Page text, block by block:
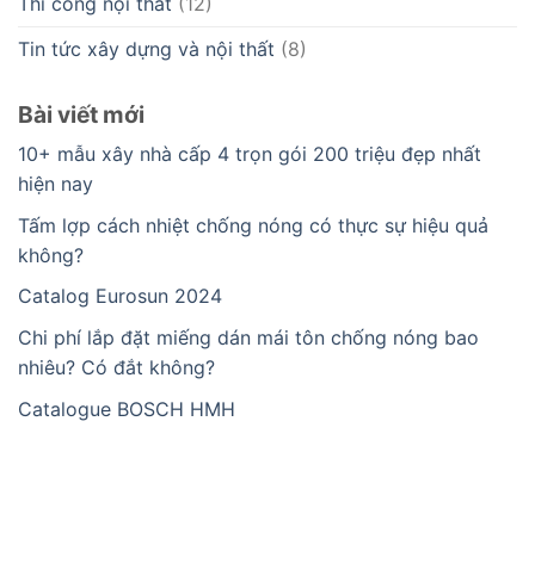
Tin tức xây dựng và nội thất (8)
Bài viết mới
10+ mẫu xây nhà cấp 4 trọn gói 200 triệu đẹp nhất
hiện nay
Tấm lợp cách nhiệt chống nóng có thực sự hiệu quả
không?
Catalog Eurosun 2024
Chi phí lắp đặt miếng dán mái tôn chống nóng bao
nhiêu? Có đắt không?
Catalogue BOSCH HMH